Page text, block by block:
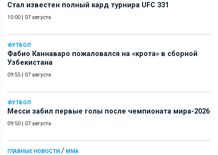
Стал известен полный кард турнира UFC 331
10:00 | 07 августа
ФУТБОЛ
Фабио Каннаваро пожаловался на «крота» в сборной
Узбекистана
09:55 | 07 августа
ФУТБОЛ
Месси забил первые голы после чемпионата мира-2026
09:50 | 07 августа
ГЛАВНЫЕ НОВОСТИ / ММА